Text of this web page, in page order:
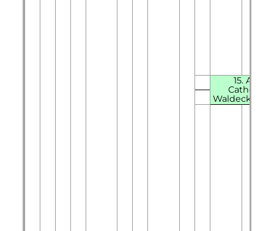
15.
Catherine
Waldeck-